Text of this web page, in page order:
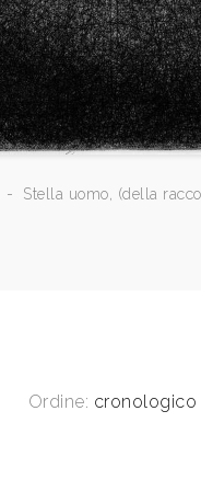
- Stella uomo, (della
Ordine: cronologico